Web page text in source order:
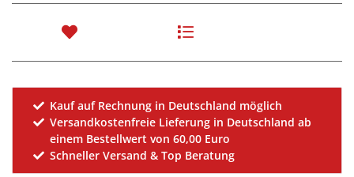
Kauf auf Rechnung in Deutschland möglich
Versandkostenfreie Lieferung in Deutschland ab
einem Bestellwert von 60,00 Euro
Schneller Versand & Top Beratung